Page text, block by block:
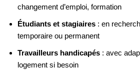
changement d’emploi, formation
Étudiants et stagiaires : en
temporaire ou permanent
Travailleurs handicapés : avec
logement si besoin